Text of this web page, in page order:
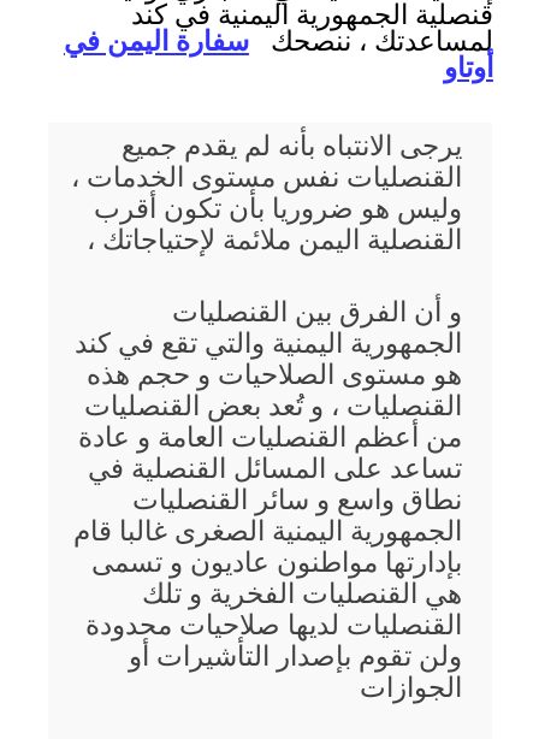
قنصلية الجمهورية اليمنية في كند
لمساعدتك ، ننصحكسفارة اليمن في
أوتاو
يرجى الانتباه بأنه لم يقدم جميع
القنصليات نفس مستوى الخدمات ،
وليس هو ضروريا بأن تكون أقرب
القنصلية اليمن ملائمة لإحتياجاتك ،
و أن الفرق بين القنصليات
الجمهورية اليمنية والتي تقع في كند
هو مستوى الصلاحيات و حجم هذه
القنصليات ، و تُعد بعض القنصليات
من أعظم القنصليات العامة و عادة
تساعد على المسائل القنصلية في
نطاق واسع و سائر القنصليات
الجمهورية اليمنية الصغرى غالبا قام
بإدارتها مواطنون عاديون و تسمى
هي القنصليات الفخرية و تلك
القنصليات لديها صلاحيات محدودة
ولن تقوم بإصدار التأشيرات أو
الجوازات